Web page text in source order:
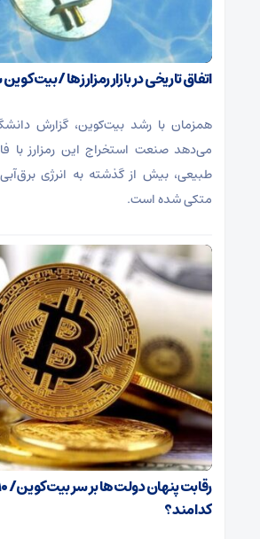
اتفاق تاریخی در بازار رمزارزها /
همزمان با رشد بیت‌کوین، گزارش
می‌دهد صنعت استخراج این رمزارز با
طبیعی، بیش از گذشته به انرژی
متکی شده است.
کدامند؟